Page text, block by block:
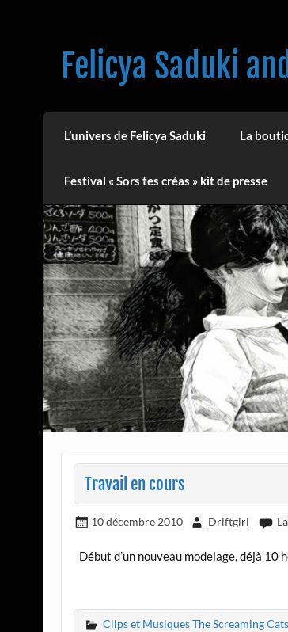
Felicya Saduki
L’univers de Felicya Saduki La
Festival « Sors tes créas » kit de presse
Travail en cours
10 décembre 2010 Driftgirl
Début d’un nouveau modelage, déjà 10
Clips et Musiques The Screaming Cats